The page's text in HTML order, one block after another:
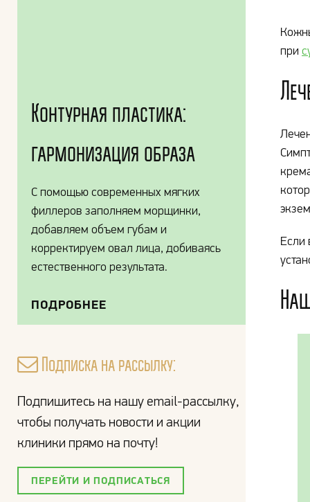
Контурная пластика:
гармонизация образа
С помощью современных мягких
филлеров заполняем морщинки,
добавляем объем губам и
корректируем овал лица, добиваясь
естественного результата.
ПОДРОБНЕЕ
Подписка на рассылку:
Подпишитесь на нашу email-рассылку,
чтобы получать новости и акции
клиники прямо на почту!
ПЕРЕЙТИ И ПОДПИСАТЬСЯ
при
Если